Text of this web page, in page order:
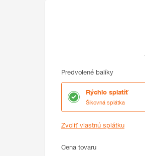
Predvolené balíky
Rýchlo splatiť
Šikovná splátka
Zvoliť vlastnú splátku
Cena
Cena tovaru